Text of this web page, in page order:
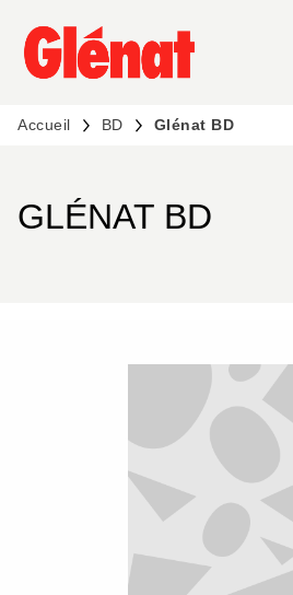
MENU RECHERCHE
PIED DE PAGE
Accueil BD Glénat BD
GLÉNAT BD